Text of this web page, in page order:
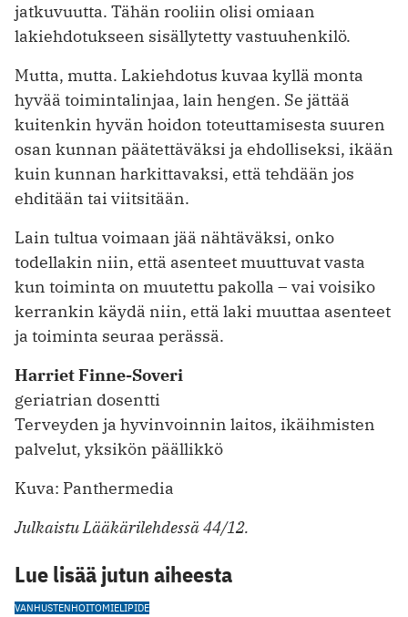
jatkuvuutta. Tähän rooliin olisi omiaan
lakiehdotukseen sisällytetty vastuuhenkilö.
Mutta, mutta. Lakiehdotus kuvaa kyllä monta
hyvää toimintalinjaa, lain hengen. Se jättää
kuitenkin hyvän hoidon toteuttamisesta suuren
osan kunnan päätettäväksi ja ehdolliseksi, ikään
kuin kunnan harkittavaksi, että tehdään jos
ehditään tai viitsitään.
Lain tultua voimaan jää nähtäväksi, onko
todellakin niin, että asenteet muuttuvat vasta
kun toiminta on muutettu pakolla – vai voisiko
kerrankin käydä niin, että laki muuttaa asenteet
ja toiminta seuraa perässä.
Harriet Finne-Soveri
geriatrian dosentti
Terveyden ja hyvinvoinnin laitos, ikäihmisten
palvelut, yksikön päällikkö
Kuva: Panthermedia
Julkaistu Lääkärilehdessä 44/12.
Lue lisää jutun aiheesta
VANHUSTENHOITOMIELIPIDE